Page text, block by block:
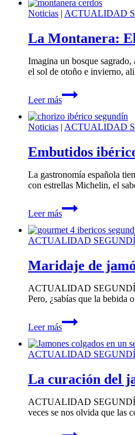
jamón
en
La
definitiva
de
Segundín
Noticias | ACTUALIDAD
La Montanera:
Imagina un bosque
el sol de otoño e invierno,
Leer másMontanera:
El
secreto
mejor
del
jamón
ibérico
bellota
Noticias | ACTUALIDAD
Embutidos
La gastronomía española
con estrellas Michelin, el
Leer más
Embutidos
ibéricos:
tradición,
sabor
y
ACTUALIDAD
Maridaje de
ACTUALIDAD SEGUNDÍN
Pero, ¿sabías que la bebida
Leer más
Maridaje
de
jamón
ibérico:
con
bebidas
alimentos
combinarlo
ACTUALIDAD
La curación del
ACTUALIDAD SEGUNDÍN
veces se nos olvida que las